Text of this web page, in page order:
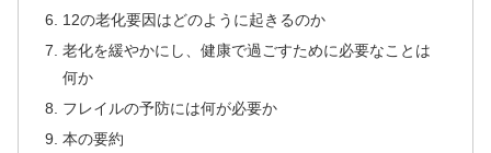
12の老化要因はどのように起きるのか
老化を緩やかにし、健康で過ごすために必要なことは
何か
フレイルの予防には何が必要か
本の要約